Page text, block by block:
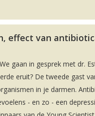
effect van
gaan in gesprek met dr.
eruit? De tweede gast
in je darmen.
- en zo - een